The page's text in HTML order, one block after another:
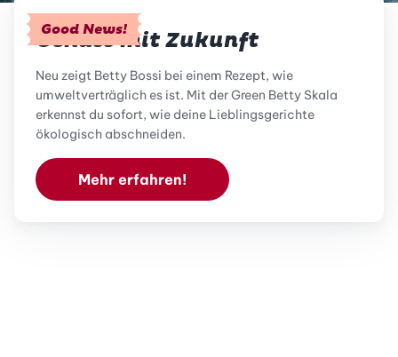
Good News!
Genuss mit Zukunft
Neu zeigt Betty Bossi bei einem Rezept, wie
umweltverträglich es ist. Mit der Green Betty Skala
erkennst du sofort, wie deine Lieblingsgerichte
ökologisch abschneiden.
Mehr erfahren!